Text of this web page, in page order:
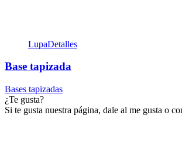
LupaDetalles
Base tapizada
Bases tapizadas
¿Te gusta?
Si te gusta nuestra página, dale al me gusta o